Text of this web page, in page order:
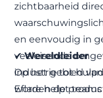
zichtbaarheid
en eenvoudig in
veeleisende
industrie tot
Eflare helpt
✔Wereldleider
Op het gebied
worden de